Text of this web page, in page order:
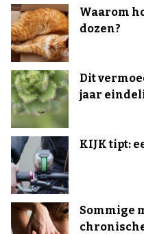
Waarom
dozen?
Dit
jaar
KIJK tipt:
Sommige